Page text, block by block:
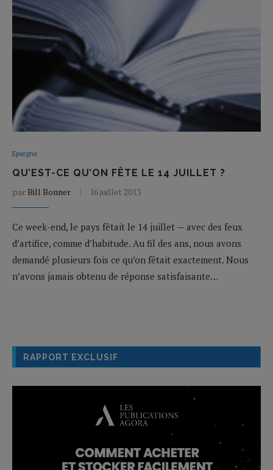
Epargne
QU’EST-CE QU’ON FÊTE LE 14 JUILLET ?
par Bill Bonner 16 juillet 2013
Ce week-end, le pays fêtait le 14 juillet — avec des feux
d’artifice, comme d’habitude. Au fil des ans, nous avons
demandé plusieurs fois ce qu’on fêtait exactement. Nous
n’avons jamais obtenu de réponse satisfaisante…
RAPPORT EXCLUSIF